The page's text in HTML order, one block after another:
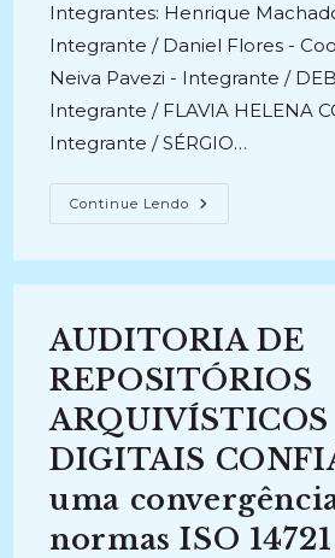
Integrantes: Henrique
Integrante / Daniel Flores -
Neiva Pavezi - Integrante /
Integrante / FLAVIA HELENA
Integrante / SÉRGIO…
Continue Lendo O
SOFTWARE
REPOSITÓRIO
DOCUMENTOS
O
Modelo
Conceitual
ISO-
Para
Preservação
Digital
(2013-
2015)
AUDITORIA DE
REPOSITÓRIOS
ARQUIVÍSTICOS
DIGITAIS
uma
normas ISO